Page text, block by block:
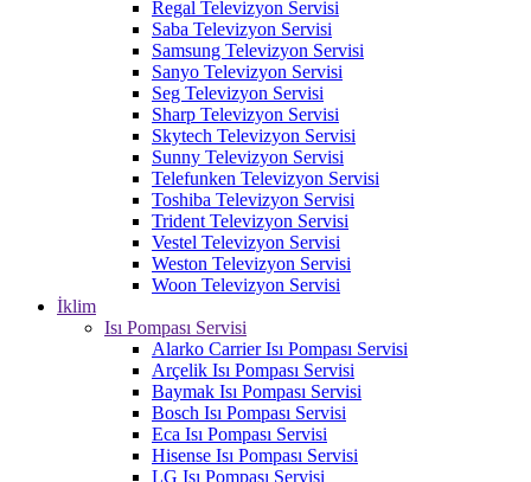
Regal Televizyon Servisi
Saba Televizyon Servisi
Samsung Televizyon Servisi
Sanyo Televizyon Servisi
Seg Televizyon Servisi
Sharp Televizyon Servisi
Skytech Televizyon Servisi
Sunny Televizyon Servisi
Telefunken Televizyon Servisi
Toshiba Televizyon Servisi
Trident Televizyon Servisi
Vestel Televizyon Servisi
Weston Televizyon Servisi
Woon Televizyon Servisi
İklim
Isı Pompası Servisi
Alarko Carrier Isı Pompası Servisi
Arçelik Isı Pompası Servisi
Baymak Isı Pompası Servisi
Bosch Isı Pompası Servisi
Eca Isı Pompası Servisi
Hisense Isı Pompası Servisi
LG Isı Pompası Servisi